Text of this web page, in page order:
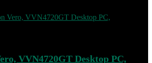
VVN4720GT Desktop PC,